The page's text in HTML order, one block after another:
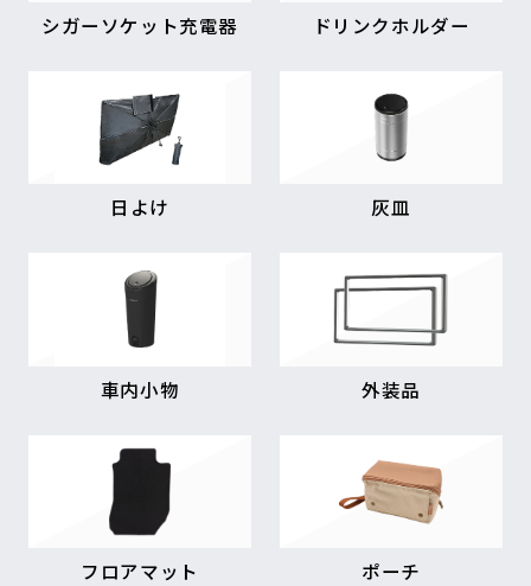
シガーソケット充電器 ドリンクホルダー
日よけ 灰皿
車内小物 外装品
フロアマット ポーチ